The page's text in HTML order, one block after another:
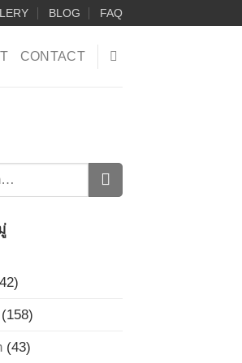
BLOG FAQ
CONTACT
(158)
(43)